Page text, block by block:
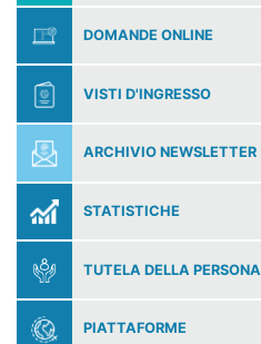
DOMANDE ONLINE
VISTI D'INGRESSO
ARCHIVIO NEWSLETTER
STATISTICHE
TUTELA DELLA PERSONA
PIATTAFORME